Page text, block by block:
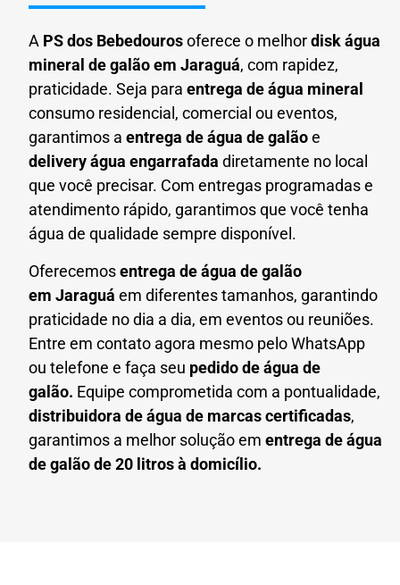
A PS dos Bebedourosoferece o melhordisk água
mineral de galão em Jaraguá, com rapidez,
praticidade. Seja para entrega de água mineral
consumo residencial, comercial ou eventos,
garantimos a entrega de água de galãoe
delivery água engarrafada diretamente no local
que você precisar. Com entregas programadas e
atendimento rápido, garantimos que você tenha
água de qualidade sempre disponível.
Oferecemosentrega de água de galão
em Jaraguá em diferentes tamanhos, garantindo
praticidade no dia a dia, em eventos ou reuniões.
Entre em contato agora mesmo pelo WhatsApp
ou telefone e faça seu pedido de água de
galão. Equipe comprometida com a pontualidade,
distribuidora de água de marcas certificadas,
garantimos a melhor solução em entrega de água
de galão de 20 litros à domicílio.